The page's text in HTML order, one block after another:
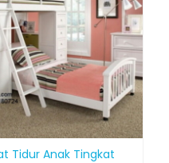
Tidur Anak Tingkat